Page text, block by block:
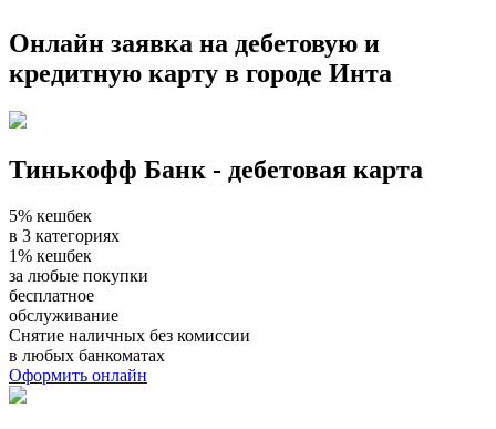
Онлайн заявка на дебетовую и
кредитную карту в городе Инта
Тинькофф Банк - дебетовая карта
5% кешбек
в 3 категориях
1% кешбек
за любые покупки
бесплатное
обслуживание
Снятие наличных без комиссии
в любых банкоматах
Оформить онлайн